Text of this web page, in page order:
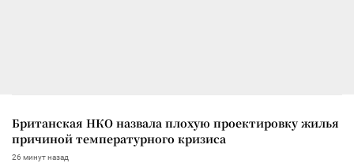
Британская НКО назвала плохую проектировку жилья
причиной температурного кризиса
26 минут назад